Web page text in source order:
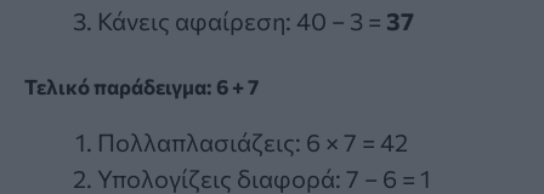
Κάνεις αφαίρεση: 40 − 3 = 37
Τελικό παράδειγμα: 6 + 7
Πολλαπλασιάζεις: 6 × 7 = 42
Υπολογίζεις διαφορά: 7 − 6 = 1